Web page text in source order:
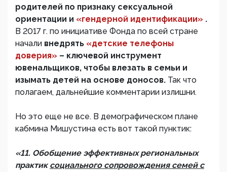
родителей по признаку сексуальной
ориентации и «гендерной идентификации» .
В 2017 г. по инициативе Фонда по всей стране
начали внедрять «детские телефоны
доверия» – ключевой инструмент
ювенальщиков, чтобы влезать в семьи и
изымать детей на основе доносов. Так что
полагаем, дальнейшие комментарии излишни.
Но это еще не все. В демографическом плане
кабмина Мишустина есть вот такой пунктик:
«11. Обобщение эффективных региональных
практиксоциального сопровождения семей с